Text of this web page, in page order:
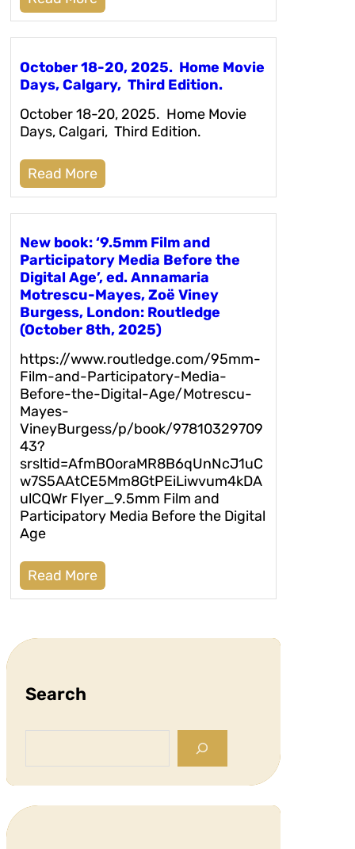
October 18-20, 2025. Home Movie
Days, Calgary, Third Edition.
October 18-20, 2025. Home Movie
Days, Calgari, Third Edition.
Read More
New book: ‘9.5mm Film and
Participatory Media Before the
Digital Age’, ed. Annamaria
Motrescu-Mayes, Zoë Viney
Burgess, London: Routledge
(October 8th, 2025)
https://www.routledge.com/95mm-
Film-and-Participatory-Media-
Before-the-Digital-Age/Motrescu-
Mayes-
VineyBurgess/p/book/97810329709
43?
srsltid=AfmBOoraMR8B6qUnNcJ1uC
w7S5AAtCE5Mm8GtPEiLiwvum4kDA
ulCQWr Flyer_9.5mm Film and
Participatory Media Before the Digital
Age
Read More
Search
r
c